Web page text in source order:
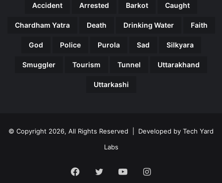
Accident Arrested Barkot Caught
Chardham Yatra Death Drinking Water Faith
God Police Purola Sad Silkyara
Smuggler Tourism Tunnel Uttarakhand
Uttarkashi
© Copyright 2026, All Rights Reserved | Developed by Tech Yard
Labs
Facebook
Twitter YouTubeInstagram